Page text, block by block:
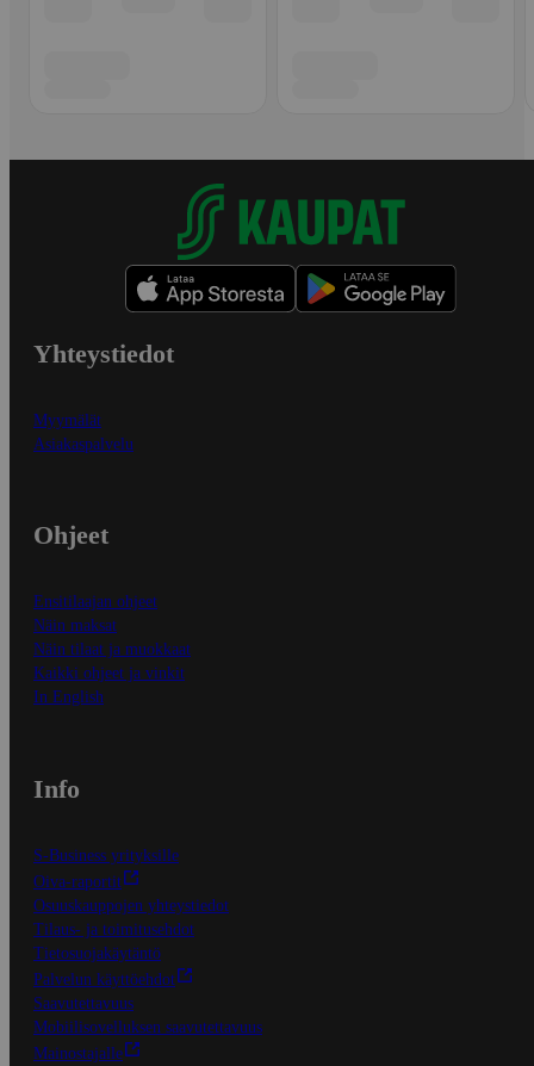
Yhteystiedot
Myymälät
Asiakaspalvelu
Ohjeet
Ensitilaajan ohjeet
Näin maksat
Näin tilaat ja muokkaat
Kaikki ohjeet ja vinkit
In English
Info
S-Business yrityksille
Oiva-raportit
Osuuskauppojen yhteystiedot
Tilaus- ja toimitusehdot
Tietosuojakäytäntö
Palvelun käyttöehdot
Saavutettavuus
Mobiilisovelluksen saavutettavuus
Mainostajalle